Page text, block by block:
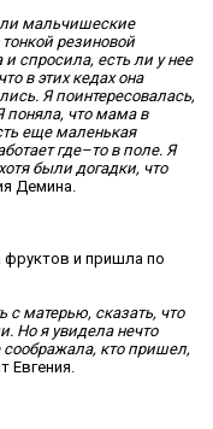
мальчишеские
резиновой
спросила, есть ли у нее
в этих кедах она
Я поинтересовалась,
поняла, что мама в
еще маленькая
где–то в поле. Я
были догадки, что
Демина.
фруктов и пришла по
с матерью, сказать, что
Но я увидела нечто
кто пришел,
Евгения.